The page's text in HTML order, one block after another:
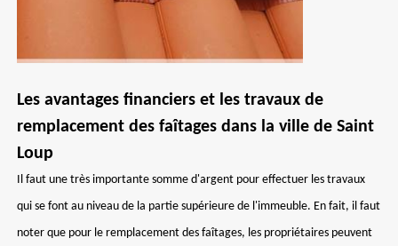
Les avantages financiers et les travaux de
remplacement des faîtages dans la ville de Saint
Loup
Il faut une très importante somme d'argent pour effectuer les travaux
qui se font au niveau de la partie supérieure de l'immeuble. En fait, il faut
noter que pour le remplacement des faîtages, les propriétaires peuvent